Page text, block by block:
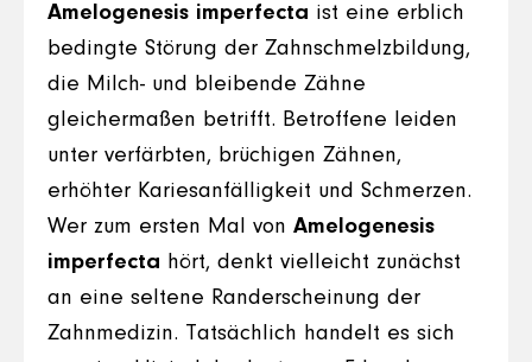
Amelogenesis imperfecta ist eine erblich
bedingte Störung der Zahnschmelzbildung,
die Milch- und bleibende Zähne
gleichermaßen betrifft. Betroffene leiden
unter verfärbten, brüchigen Zähnen,
erhöhter Kariesanfälligkeit und Schmerzen.
Wer zum ersten Mal von Amelogenesis
imperfecta hört, denkt vielleicht zunächst
an eine seltene Randerscheinung der
Zahnmedizin. Tatsächlich handelt es sich